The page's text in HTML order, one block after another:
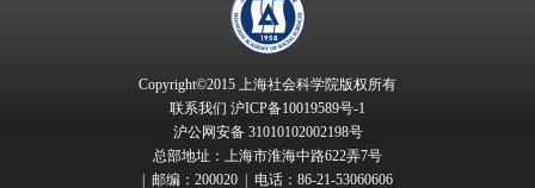
Copyright©2015 上海社会科学院版权所有
联系我们 沪ICP备10019589号-1
沪公网安备 31010102002198号
总部地址：上海市淮海中路622弄7号
| 邮编：200020 | 电话：86-21-53060606